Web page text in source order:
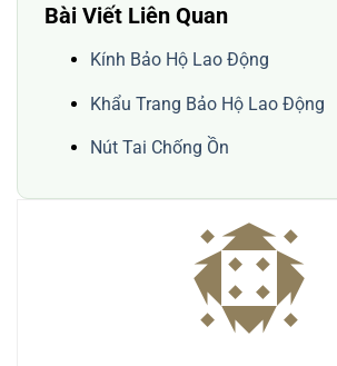
Bài Viết Liên Quan
Kính Bảo Hộ Lao Động
Khẩu Trang Bảo Hộ Lao Động
Nút Tai Chống Ồn